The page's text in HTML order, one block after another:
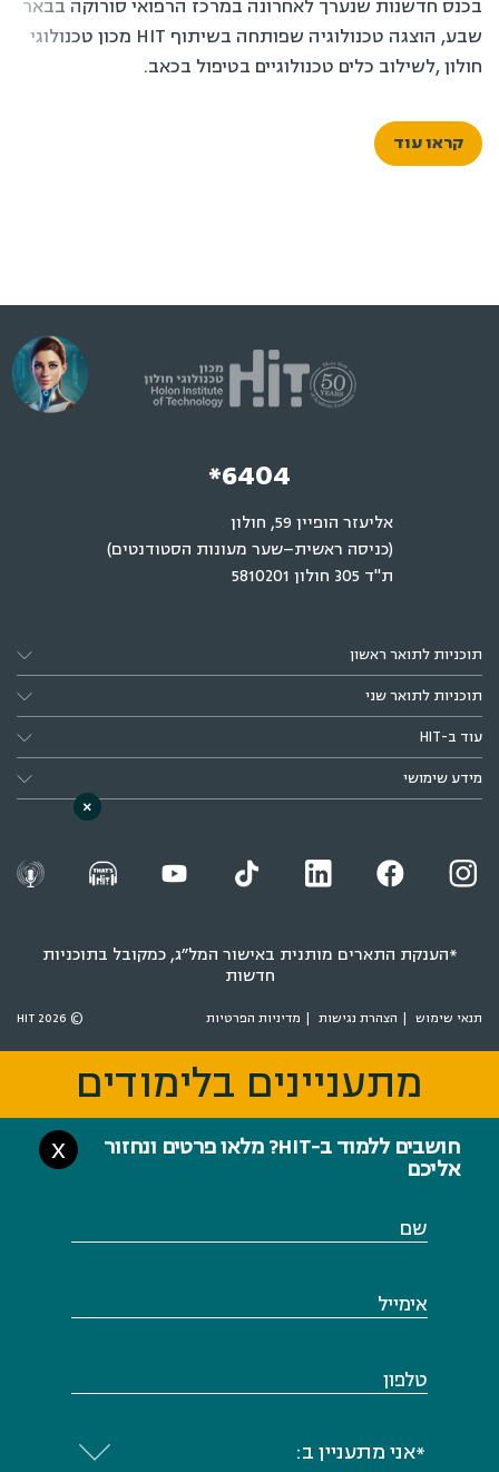
בכנס חדשנות שנערך לאחרונה במרכז הרפואי סורוקה בבאר
שבע, הוצגה טכנולוגיה שפותחה בשיתוף HIT מכון טכנולוגי
חולון ,לשילוב כלים טכנולוגיים בטיפול בכאב.
קראו עוד
*6404
אליעזר הופיין 59, חולון
(כניסה ראשית–שער מעונות הסטודנטים)
ת"ד 305 חולון 5810201
תוכניות לתואר ראשון
תוכניות לתואר שני
עוד ב-HIT
מידע שימושי
*הענקת התארים מותנית באישור המל״ג, כמקובל בתוכניות
חדשות
תנאי שימוש הצהרת נגישות מדיניות הפרטיות © 2026 HIT
מתעניינים בלימודים
חושבים ללמוד ב-HIT? מלאו פרטים ונחזור
אליכם
X
שם
אימייל
טלפון
*אני מתעניין ב:
מתעניינים בלימודים
×